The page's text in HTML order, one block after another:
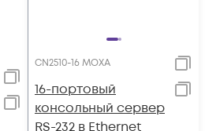
CN2510-16 MOXA
16-портовый
консольный сервер
RS-232 в Ethernet